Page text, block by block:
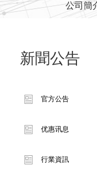
公司簡
新聞公告
官方公告
优惠讯息
行業資訊